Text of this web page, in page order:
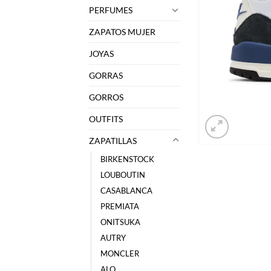
PERFUMES
ZAPATOS MUJER
JOYAS
GORRAS
GORROS
OUTFITS
ZAPATILLAS
BIRKENSTOCK
LOUBOUTIN
CASABLANCA
PREMIATA
ONITSUKA
AUTRY
MONCLER
ALO